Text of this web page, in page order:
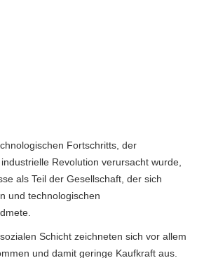
Fortschritts, der
Revolution verursacht wurde,
als Teil der Gesellschaft, der sich
und technologischen
Schicht zeichneten sich vor allem
und damit geringe Kaufkraft aus.